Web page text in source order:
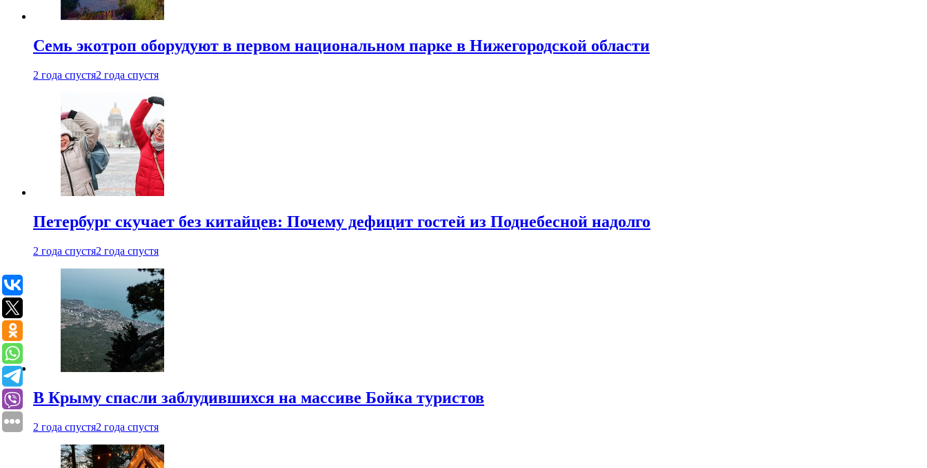
Семь экотроп оборудуют в первом национальном парке в Нижегородской области
2 года спустя2 года спустя
Петербург скучает без китайцев: Почему дефицит гостей из Поднебесной надолго
2 года спустя2 года спустя
В Крыму спасли заблудившихся на массиве Бойка туристов
2 года спустя2 года спустя